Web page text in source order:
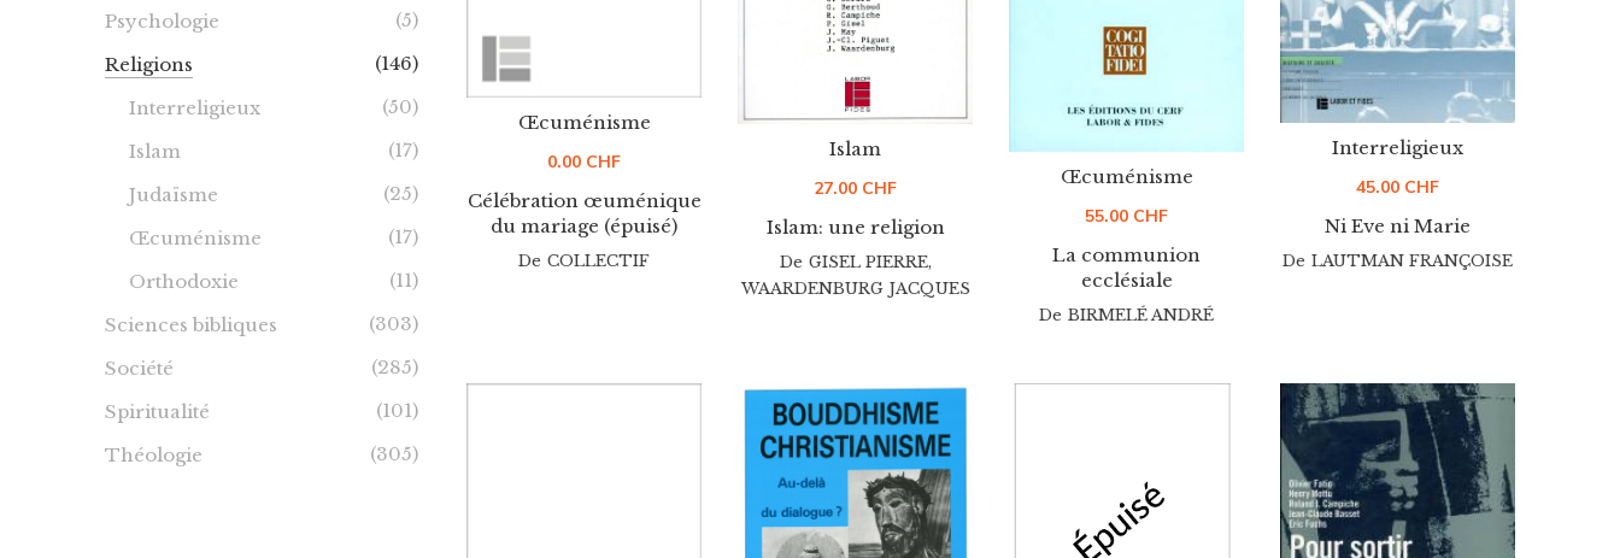
Célébration œuménique
du mariage (épuisé)
Œcuménisme
0.00 CHF
De COLLECTIF
Islam: une religion
Islam
27.00 CHF
De GISEL PIERRE,
WAARDENBURG JACQUES
La communion
ecclésiale
Œcuménisme
55.00 CHF
De BIRMELÉ ANDRÉ
Ni Eve ni Marie
Interreligieux
45.00 CHF
De LAUTMAN FRANÇOISE
Psychologie
(5)
Religions
(146)
Interreligieux
(50)
Islam
(17)
Judaïsme
(25)
Œcuménisme
(17)
Orthodoxie
(11)
Sciences bibliques
(303)
Société
(285)
Spiritualité
(101)
Théologie
(305)